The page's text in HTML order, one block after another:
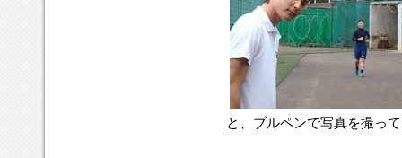
と、ブルペンで写真を撮っ